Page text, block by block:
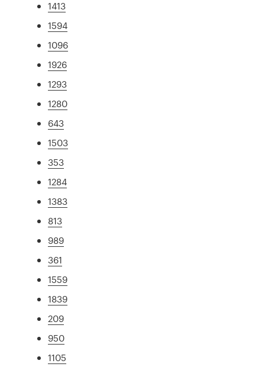
1413
1594
1096
1926
1293
1280
643
1503
353
1284
1383
813
989
361
1559
1839
209
950
1105